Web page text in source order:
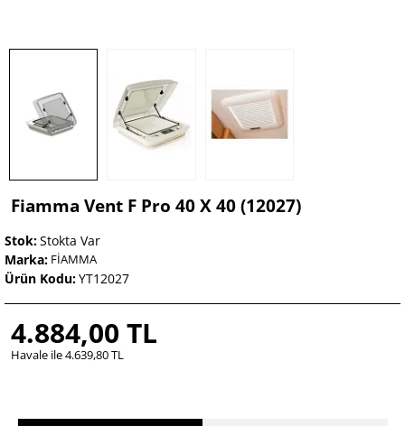
Fiamma Vent F Pro 40 X 40 (12027)
Stok:Stokta Var
Marka: FİAMMA
Ürün Kodu:YT12027
4.884,00 TL
Havale ile 4.639,80 TL